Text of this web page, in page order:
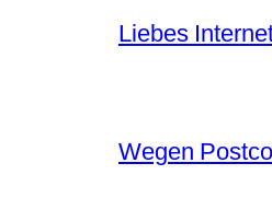
Liebes
Wegen